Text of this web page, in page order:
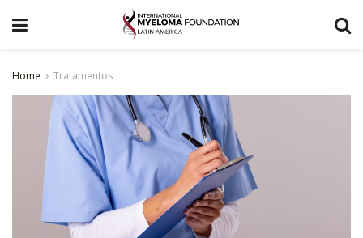
Home Tratamentos